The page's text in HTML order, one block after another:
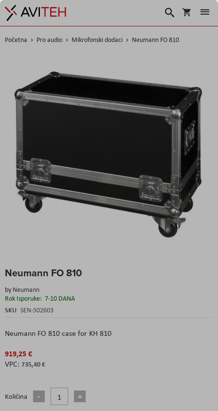
Košarica
Traži
Početna Pro audio Mikrofonski dodaci Neumann FO 810
Neumann FO 810
by Neumann
Rok Isporuke: 7-10 DANA
SKU SEN-502603
Neumann FO 810 case for KH 810
919,25 €
735,40 €
Količina
images
to
beginning
of
the